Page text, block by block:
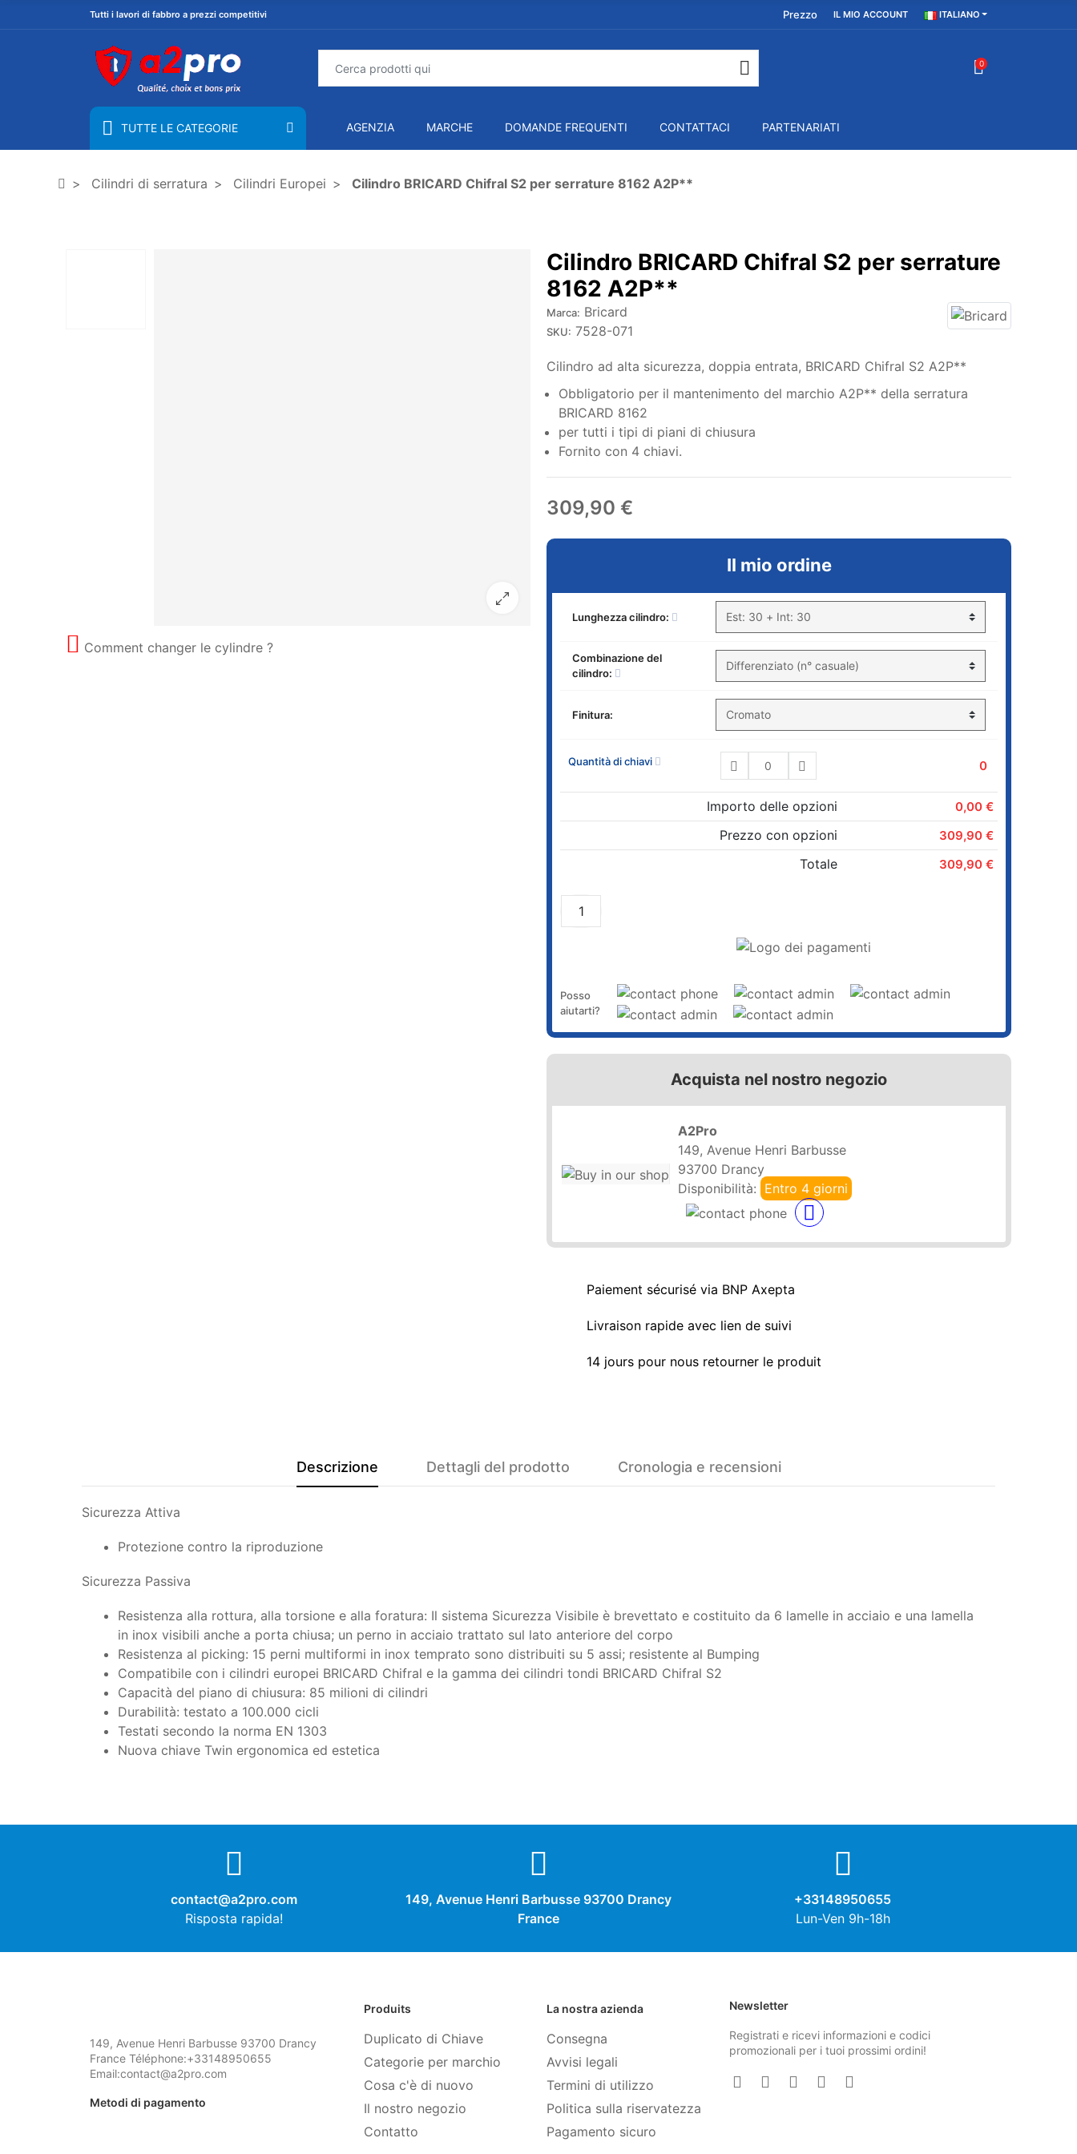
Tutti i lavori di fabbro a prezzi competitivi Prezzo IL MIO ACCOUNT ITALIANO
0
TUTTE LE CATEGORIE AGENZIA MARCHE DOMANDE FREQUENTI CONTATTACI PARTENARIATI
Cilindri di serratura Cilindri Europei Cilindro BRICARD Chifral S2 per serrature 8162 A2P**
Comment changer le cylindre ?
Cilindro BRICARD Chifral S2 per serrature
8162 A2P**
Marca: Bricard
SKU: 7528-071
Cilindro ad alta sicurezza, doppia entrata, BRICARD Chifral S2 A2P**
Obbligatorio per il mantenimento del marchio A2P** della serratura
BRICARD 8162
per tutti i tipi di piani di chiusura
Fornito con 4 chiavi.
309,90 €
Il mio ordine
Lunghezza cilindro:
Combinazione del
cilindro:
Finitura:
Quantità di chiavi 0
Importo delle opzioni 0,00 €
Prezzo con opzioni 309,90 €
Totale 309,90 €
Posso
aiutarti?
Acquista nel nostro negozio
A2Pro
149, Avenue Henri Barbusse
93700 Drancy
Disponibilità: Entro 4 giorni
Paiement sécurisé via BNP Axepta
Livraison rapide avec lien de suivi
14 jours pour nous retourner le produit
Descrizione Dettagli del prodotto Cronologia e recensioni
Sicurezza Attiva
Protezione contro la riproduzione
Sicurezza Passiva
Resistenza alla rottura, alla torsione e alla foratura: Il sistema Sicurezza Visibile è brevettato e costituito da 6 lamelle in acciaio e una lamella
in inox visibili anche a porta chiusa; un perno in acciaio trattato sul lato anteriore del corpo
Resistenza al picking: 15 perni multiformi in inox temprato sono distribuiti su 5 assi; resistente al Bumping
Compatibile con i cilindri europei BRICARD Chifral e la gamma dei cilindri tondi BRICARD Chifral S2
Capacità del piano di chiusura: 85 milioni di cilindri
Durabilità: testato a 100.000 cicli
Testati secondo la norma EN 1303
Nuova chiave Twin ergonomica ed estetica
contact@a2pro.com
Risposta rapida!
149, Avenue Henri Barbusse 93700 Drancy
France
+33148950655
Lun-Ven 9h-18h
149, Avenue Henri Barbusse 93700 Drancy
France Téléphone:+33148950655
Email:contact@a2pro.com
Metodi di pagamento
Produits
Duplicato di Chiave
Categorie per marchio
Cosa c'è di nuovo
Il nostro negozio
Contatto
La nostra azienda
Consegna
Avvisi legali
Termini di utilizzo
Politica sulla riservatezza
Pagamento sicuro
Newsletter
Registrati e ricevi informazioni e codici
promozionali per i tuoi prossimi ordini!